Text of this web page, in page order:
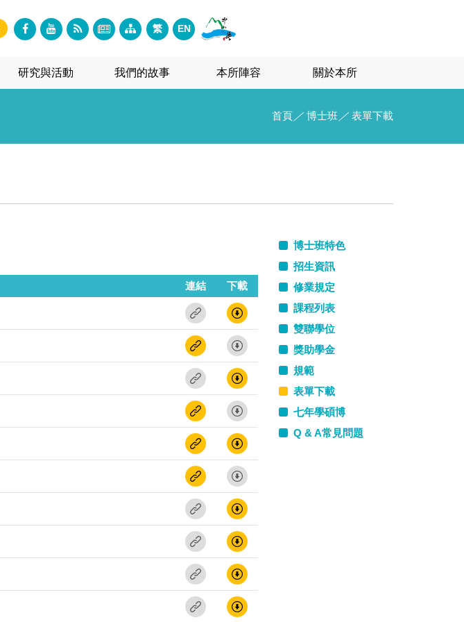
繁 EN
研究與活動 我們的故事 本所陣容 關於本所
首頁 ／ 博士班 ／ 表單下載
連結 下載
博士班特色
招生資訊
修業規定
課程列表
雙聯學位
獎助學金
規範
表單下載
七年學碩博
Q & A常見問題